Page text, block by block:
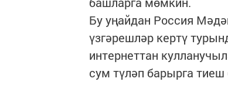
Бу уңайдан Россия
үзгәрешләр кертү
интернеттан
сум түләп барырга тиеш